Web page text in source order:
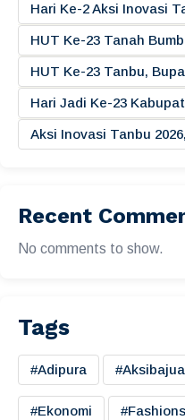
Hari Ke-2 Aksi Inovasi
HUT Ke-23 Tanah
HUT Ke-23 Tanbu,
Hari Jadi Ke-23
Aksi Inovasi Tanbu
Recent
No comments to show.
Tags
#adipura
#ekonomi